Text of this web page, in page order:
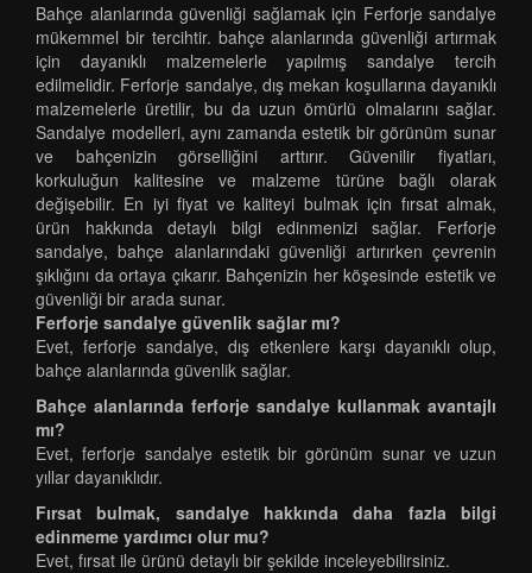
Bahçe alanlarında güvenliği sağlamak için Ferforje sandalye
mükemmel bir tercihtir. bahçe alanlarında güvenliği artırmak
için dayanıklı malzemelerle yapılmış sandalye tercih
edilmelidir. Ferforje sandalye, dış mekan koşullarına dayanıklı
malzemelerle üretilir, bu da uzun ömürlü olmalarını sağlar.
Sandalye modelleri, aynı zamanda estetik bir görünüm sunar
ve bahçenizin görselliğini arttırır. Güvenilir fiyatları,
korkuluğun kalitesine ve malzeme türüne bağlı olarak
değişebilir. En iyi fiyat ve kaliteyi bulmak için fırsat almak,
ürün hakkında detaylı bilgi edinmenizi sağlar. Ferforje
sandalye, bahçe alanlarındaki güvenliği artırırken çevrenin
şıklığını da ortaya çıkarır. Bahçenizin her köşesinde estetik ve
güvenliği bir arada sunar.
Ferforje sandalye güvenlik sağlar mı?
Evet, ferforje sandalye, dış etkenlere karşı dayanıklı olup,
bahçe alanlarında güvenlik sağlar.
Bahçe alanlarında ferforje sandalye kullanmak avantajlı
mı?
Evet, ferforje sandalye estetik bir görünüm sunar ve uzun
yıllar dayanıklıdır.
Fırsat bulmak, sandalye hakkında daha fazla bilgi
edinmeme yardımcı olur mu?
Evet, fırsat ile ürünü detaylı bir şekilde inceleyebilirsiniz.